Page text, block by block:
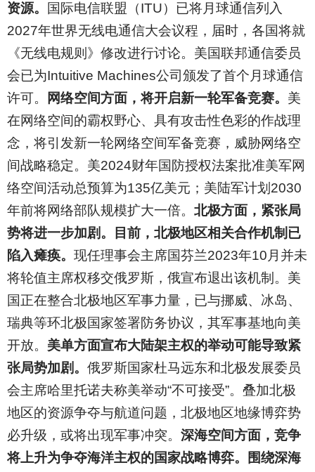
资源。
国际电信联盟（ITU）已将月球通信列入
2027年世界无线电通信大会议程，届时，各国将就
《无线电规则》修改进行讨论。美国联邦通信委员
会已为Intuitive Machines公司颁发了首个月球通信
许可。
网络空间方面，将开启新一轮军备竞赛。 美
在网络空间的霸权野心、具有攻击性色彩的作战理
念，将引发新一轮网络空间军备竞赛，威胁网络空
间战略稳定。美2024财年国防授权法案批准美军网
络空间活动总预算为135亿美元；美陆军计划2030
年前将网络部队规模扩大一倍。 北极方面，紧张局
势将进一步加剧。目前，北极地区相关合作机制已
陷入瘫痪。 现任理事会主席国芬兰2023年10月并未
将轮值主席权移交俄罗斯，俄宣布退出该机制。美
国正在整合北极地区军事力量，已与挪威、冰岛、
瑞典等环北极国家签署防务协议，其军事基地向美
开放。 美单方面宣布大陆架主权的举动可能导致紧
张局势加剧。 俄罗斯国家杜马远东和北极发展委员
会主席哈里托诺夫称美举动“不可接受”。叠加北极
地区的资源争夺与航道问题，北极地区地缘博弈势
必升级，或将出现军事冲突。 深海空间方面，竞争
将上升为争夺海洋主权的国家战略博弈。围绕深海